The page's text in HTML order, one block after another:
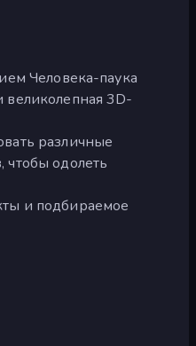
Человека-паука
3D-
различные
одолеть
и подбираемое